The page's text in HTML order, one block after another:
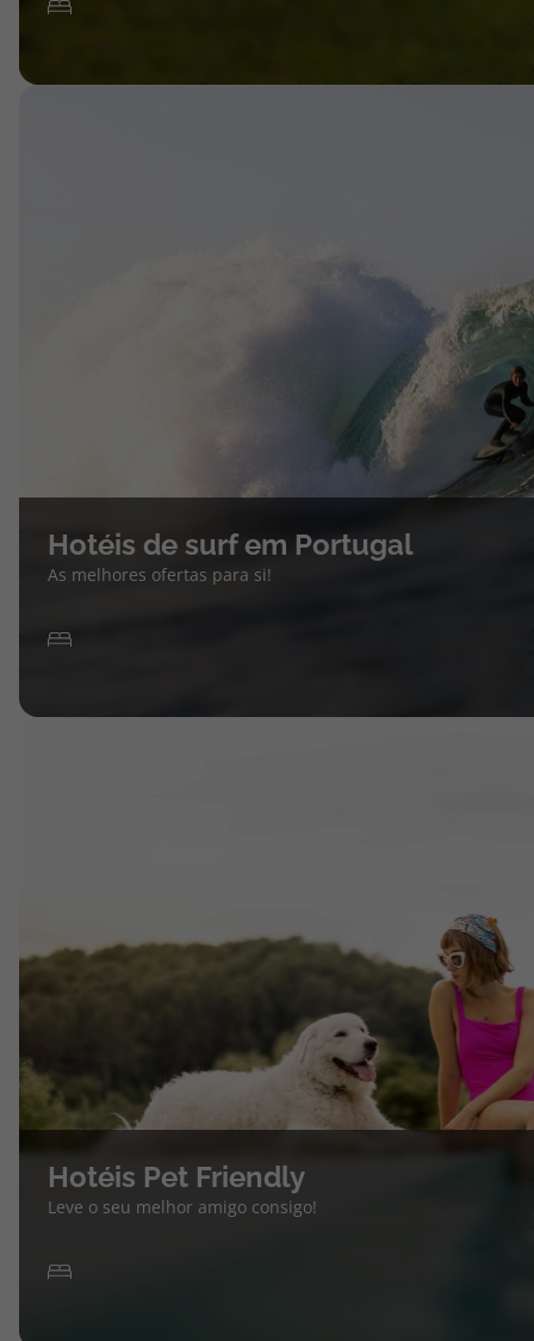
Hotéis de surf em Portugal
As melhores ofertas para si!
Hotéis Pet Friendly
Leve o seu melhor amigo consigo!